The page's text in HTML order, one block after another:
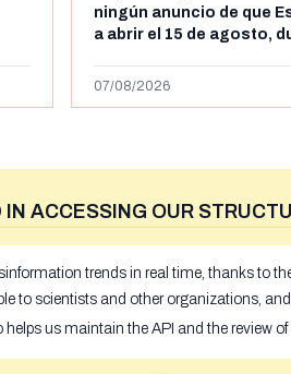
ningún anuncio de que
a abrir el 15 de agosto,
y Ceuta
07/08/2026
ACCESSING OUR
trends in real time, thanks to
to scientists and other organizations,
us maintain the API and the review of